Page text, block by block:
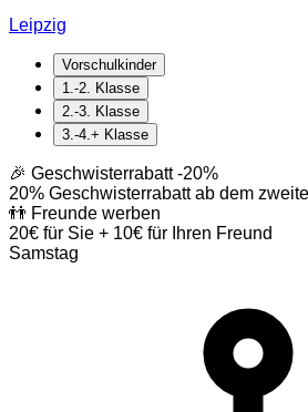
Leipzig
Vorschulkinder
1.-2. Klasse
2.-3. Klasse
3.-4.+ Klasse
🎉 Geschwisterrabatt-20%
20% Geschwisterrabatt ab dem
👬 Freunde werben
20€ für Sie + 10€ für Ihren Freund
Samstag